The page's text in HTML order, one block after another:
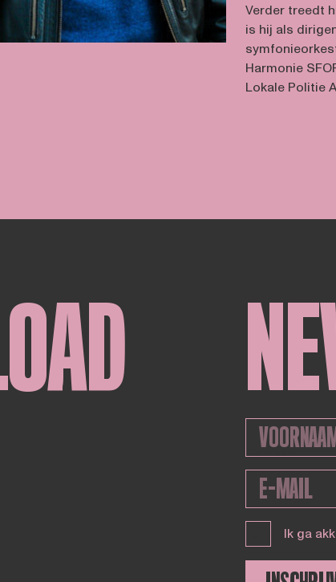
Verder treedt
is hij als
Harmonie
Lokale Politie
Ik ga